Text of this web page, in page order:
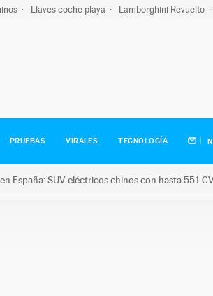
Llaves coche playa Lamborghini Revuelto
PRUEBAS VIRALES TECNOLOGÍA
España: SUV eléctricos chinos con hasta 551